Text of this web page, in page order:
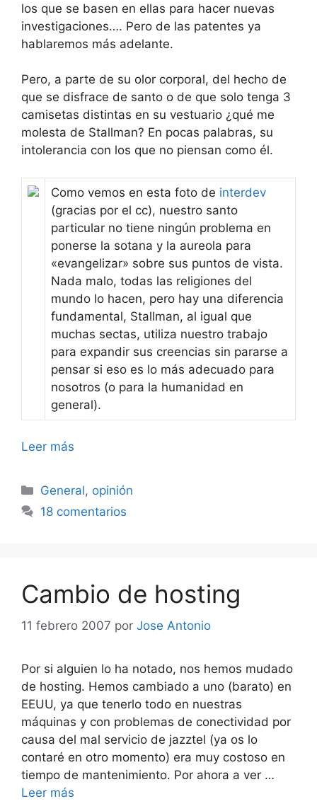
los que se basen en ellas para hacer nuevas
investigaciones…. Pero de las patentes ya
hablaremos más adelante.
Pero, a parte de su olor corporal, del hecho de
que se disfrace de santo o de que solo tenga 3
camisetas distintas en su vestuario ¿qué me
molesta de Stallman? En pocas palabras, su
intolerancia con los que no piensan como él.
Como vemos en esta foto de interdev
(gracias por el cc), nuestro santo
particular no tiene ningún problema en
ponerse la sotana y la aureola para
«evangelizar» sobre sus puntos de vista.
Nada malo, todas las religiones del
mundo lo hacen, pero hay una diferencia
fundamental, Stallman, al igual que
muchas sectas, utiliza nuestro trabajo
para expandir sus creencias sin pararse a
pensar si eso es lo más adecuado para
nosotros (o para la humanidad en
general).
Leer más
Categorías
General, opinión
18 comentarios
Cambio de hosting
11 febrero 2007 por Jose Antonio
Por si alguien lo ha notado, nos hemos mudado
de hosting. Hemos cambiado a uno (barato) en
EEUU, ya que tenerlo todo en nuestras
máquinas y con problemas de conectividad por
causa del mal servicio de jazztel (ya os lo
contaré en otro momento) era muy costoso en
tiempo de mantenimiento. Por ahora a ver …
Leer más